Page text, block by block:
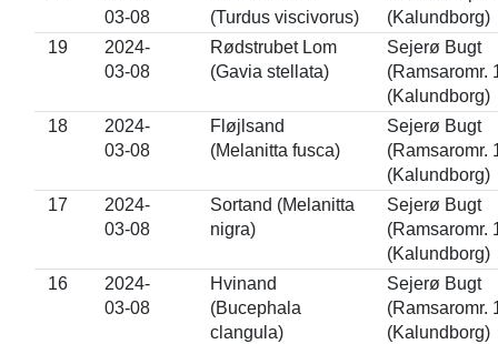
03-08
(Turdus viscivorus)
(Kalundborg)
19
2024-
03-08
Rødstrubet Lom
(Gavia stellata)
Sejerø Bugt
(Ramsaromr.
(Kalundborg)
18
2024-
03-08
Fløjlsand
(Melanitta fusca)
Sejerø Bugt
(Ramsaromr.
(Kalundborg)
17
2024-
03-08
Sortand (Melanitta
nigra)
Sejerø Bugt
(Ramsaromr.
(Kalundborg)
16
2024-
03-08
Hvinand
(Bucephala
clangula)
Sejerø Bugt
(Ramsaromr.
(Kalundborg)